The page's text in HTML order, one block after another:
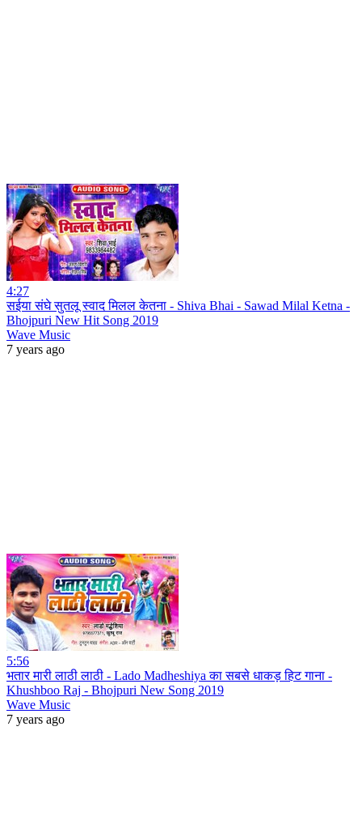
4:27
सईया संघे सुतलू स्वाद मिलल केतना - Shiva Bhai - Sawad Milal Ketna -
Bhojpuri New Hit Song 2019
Wave Music
7 years ago
5:56
भतार मारी लाठी लाठी - Lado Madheshiya का सबसे धाकड़ हिट गाना -
Khushboo Raj - Bhojpuri New Song 2019
Wave Music
7 years ago